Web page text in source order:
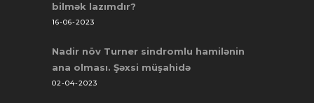
bilmək lazımdır?
16-06-2023
Nadir növ Turner sindromlu hamilənin
ana olması. Şəxsi müşahidə
02-04-2023